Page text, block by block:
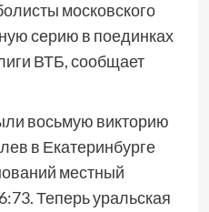
московского
серию в поединках
ВТБ, сообщает
восьмую викторию
в Екатеринбурге
местный
Теперь уральская